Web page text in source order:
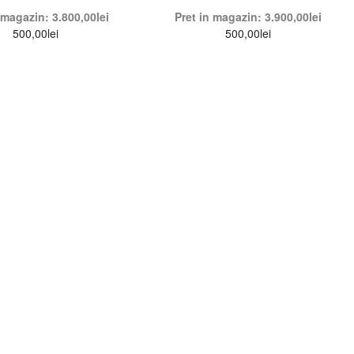
3.800,00lei
500,00lei
Pret in magazin: 3.900,00lei
500,00lei